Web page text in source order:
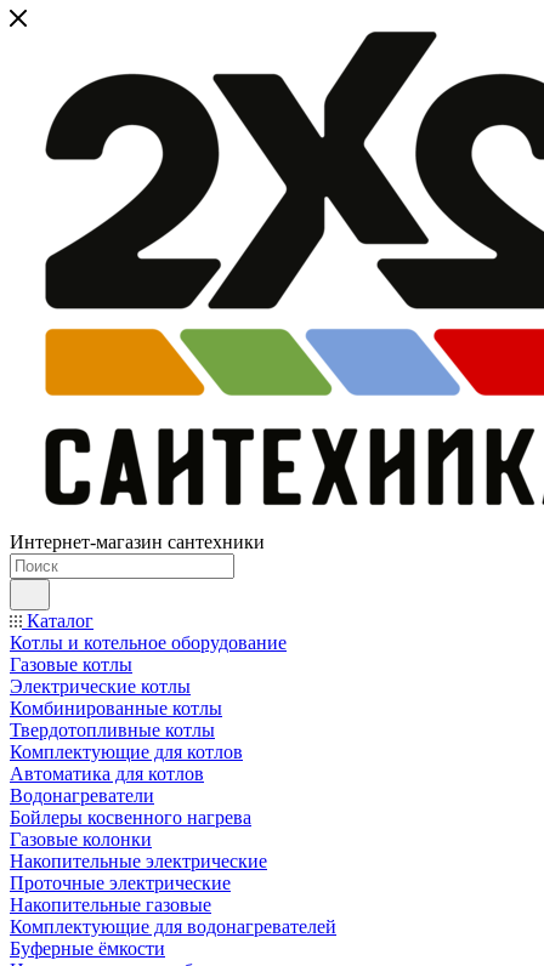
Интернет-магазин сантехники
Каталог
Котлы и котельное оборудование
Газовые котлы
Электрические котлы
Комбинированные котлы
Твердотопливные котлы
Комплектующие для котлов
Автоматика для котлов
Водонагреватели
Бойлеры косвенного нагрева
Газовые колонки
Накопительные электрические
Проточные электрические
Накопительные газовые
Комплектующие для водонагревателей
Буферные ёмкости